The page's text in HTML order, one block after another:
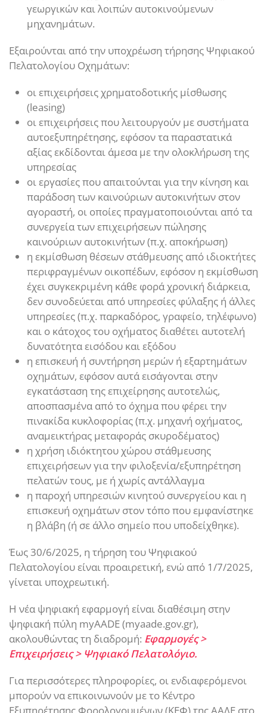
γεωργικών και λοιπών αυτοκινούμενων
μηχανημάτων.
Εξαιρούνται από την υποχρέωση τήρησης Ψηφιακού
Πελατολογίου Οχημάτων:
οι επιχειρήσεις χρηματοδοτικής μίσθωσης
(leasing)
οι επιχειρήσεις που λειτουργούν με συστήματα
αυτοεξυπηρέτησης, εφόσον τα παραστατικά
αξίας εκδίδονται άμεσα με την ολοκλήρωση της
υπηρεσίας
οι εργασίες που απαιτούνται για την κίνηση και
παράδοση των καινούριων αυτοκινήτων στον
αγοραστή, οι οποίες πραγματοποιούνται από τα
συνεργεία των επιχειρήσεων πώλησης
καινούριων αυτοκινήτων (π.χ. αποκήρωση)
η εκμίσθωση θέσεων στάθμευσης από ιδιοκτήτες
περιφραγμένων οικοπέδων, εφόσον η εκμίσθωση
έχει συγκεκριμένη κάθε φορά χρονική διάρκεια,
δεν συνοδεύεται από υπηρεσίες φύλαξης ή άλλες
υπηρεσίες (π.χ. παρκαδόρος, γραφείο, τηλέφωνο)
και ο κάτοχος του οχήματος διαθέτει αυτοτελή
δυνατότητα εισόδου και εξόδου
η επισκευή ή συντήρηση μερών ή εξαρτημάτων
οχημάτων, εφόσον αυτά εισάγονται στην
εγκατάσταση της επιχείρησης αυτοτελώς,
αποσπασμένα από το όχημα που φέρει την
πινακίδα κυκλοφορίας (π.χ. μηχανή οχήματος,
αναμεικτήρας μεταφοράς σκυροδέματος)
η χρήση ιδιόκτητου χώρου στάθμευσης
επιχειρήσεων για την φιλοξενία/εξυπηρέτηση
πελατών τους, με ή χωρίς αντάλλαγμα
η παροχή υπηρεσιών κινητού συνεργείου και η
επισκευή οχημάτων στον τόπο που εμφανίστηκε
η βλάβη (ή σε άλλο σημείο που υποδείχθηκε).
Έως 30/6/2025, η τήρηση του Ψηφιακού
Πελατολογίου είναι προαιρετική, ενώ από 1/7/2025,
γίνεται υποχρεωτική.
Η νέα ψηφιακή εφαρμογή είναι διαθέσιμη στην
ψηφιακή πύλη myAADE (myaade.gov.gr),
ακολουθώντας τη διαδρομή: Εφαρμογές >
Επιχειρήσεις > Ψηφιακό Πελατολόγιο.
Για περισσότερες πληροφορίες, οι ενδιαφερόμενοι
μπορούν να επικοινωνούν με το Κέντρο